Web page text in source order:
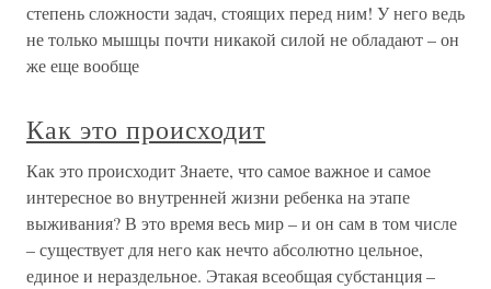
степень сложности задач, стоящих перед ним! У него ведь
не только мышцы почти никакой силой не обладают – он
же еще вообще
Как это происходит
Как это происходит Знаете, что самое важное и самое
интересное во внутренней жизни ребенка на этапе
выживания? В это время весь мир – и он сам в том числе
– существует для него как нечто абсолютно цельное,
единое и нераздельное. Этакая всеобщая субстанция –